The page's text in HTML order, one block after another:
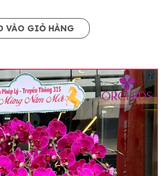
VÀO GIỎ HÀNG